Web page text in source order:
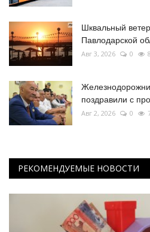
Шквальный
Павлодарской
Авг 3, 2026 0
поздравили с
Авг 2, 2026 0
РЕКОМЕНДУЕМЫЕ НОВОСТИ